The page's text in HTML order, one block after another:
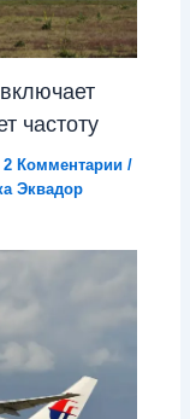
частоту
2 Комментарии /
Эквадор